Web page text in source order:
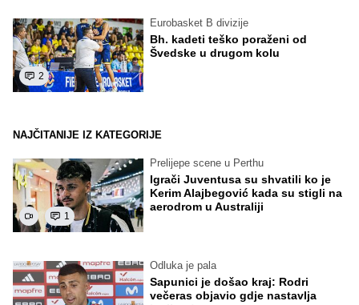
2
Eurobasket B divizije
Bh. kadeti teško poraženi od
Švedske u drugom kolu
NAJČITANIJE IZ KATEGORIJE
1
Prelijepe scene u Perthu
Igrači Juventusa su shvatili ko je
Kerim Alajbegović kada su stigli na
aerodrom u Australiji
Odluka je pala
Sapunici je došao kraj: Rodri
večeras objavio gdje nastavlja